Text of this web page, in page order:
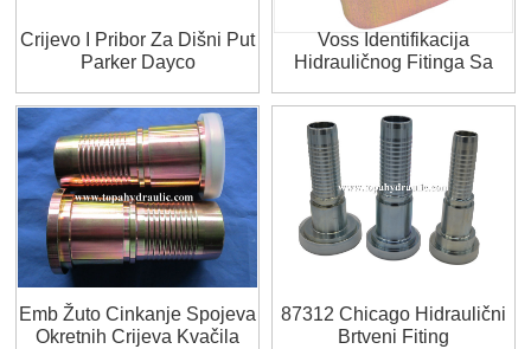
Crijevo I Pribor Za Dišni Put
Parker Dayco
Voss Identifikacija
Hidrauličnog Fitinga Sa
Emb Žuto Cinkanje Spojeva
Okretnih Crijeva Kvačila
87312 Chicago Hidraulični
Brtveni Fiting